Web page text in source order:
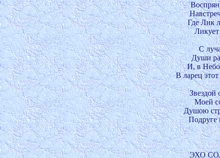
Где Лик
С
Души
И, в
В ларец
Звездой
Моей
Душою
Подруге
ЭХО